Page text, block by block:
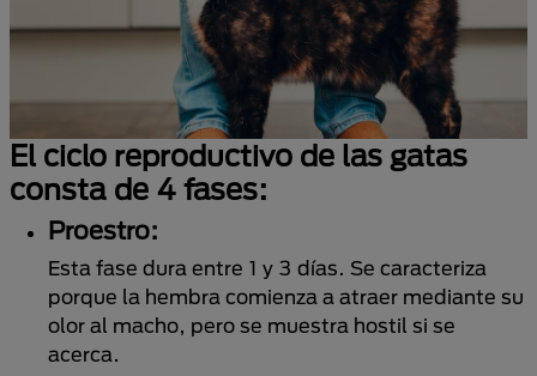
El ciclo reproductivo de las gatas
consta de 4 fases:
Proestro:
Esta fase dura entre 1 y 3 días. Se caracteriza
porque la hembra comienza a atraer mediante su
olor al macho, pero se muestra hostil si se
acerca.